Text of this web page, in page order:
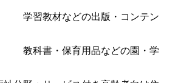
どの出版・コンテン
育用品などの園・学